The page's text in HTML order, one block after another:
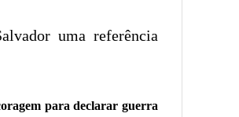
uma referência
para declarar guerra